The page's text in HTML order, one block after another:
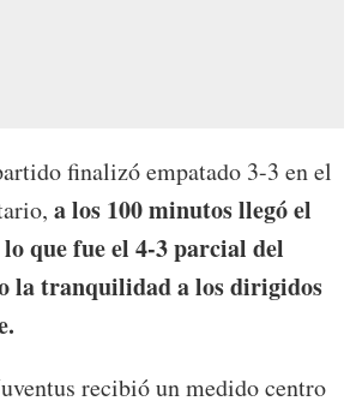
finalizó empatado 3-3 en el
a los 100 minutos llegó el
que fue el 4-3 parcial del
la tranquilidad a los dirigidos
recibió un medido centro